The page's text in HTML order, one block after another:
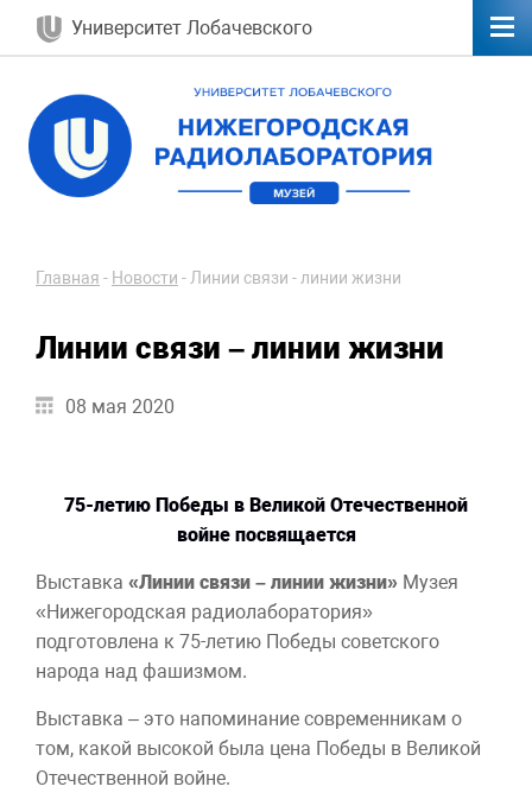
Университет Лобачевского
Главная - Новости -Линии связи - линии жизни
Линии связи – линии жизни
08 мая 2020
75-летию Победы в Великой Отечественной
войне посвящается
Выставка «Линии связи – линии жизни» Музея
«Нижегородская радиолаборатория»
подготовлена к 75-летию Победы советского
народа над фашизмом.
Выставка – это напоминание современникам о
том, какой высокой была цена Победы в Великой
Отечественной войне.